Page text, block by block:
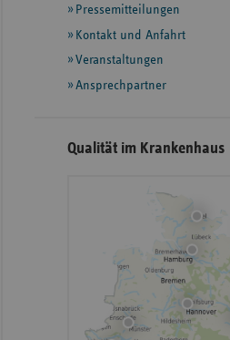
weiteren
Informationen
Pressemitteilungen
Kontakt und Anfahrt
Veranstaltungen
Ansprechpartner
Qualität im Krankenhaus